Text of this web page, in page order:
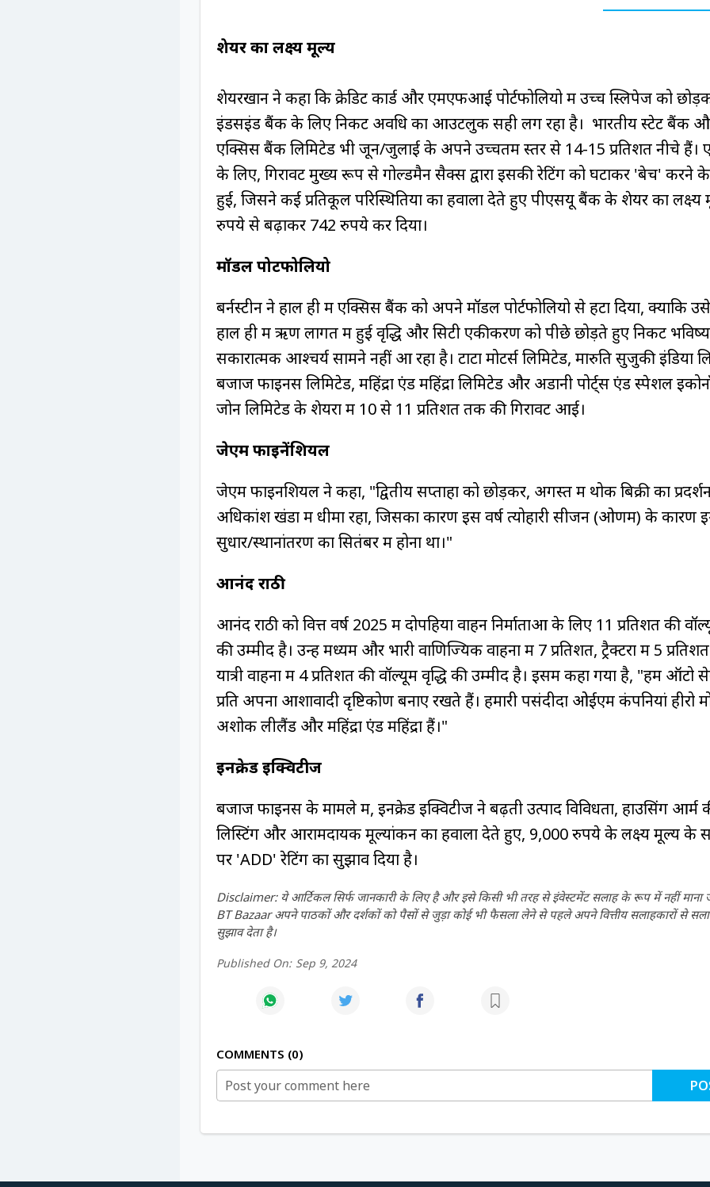
शेयर का लक्ष्य मूल्य
शेयरखान ने कहा कि क्रेडिट कार्ड और एमएफआई पोर्टफोलियो में उच्च स्लिपेज को
इंडसइंड बैंक के लिए निकट अवधि का आउटलुक सही लग रहा है। भारतीय स्टेट बैंक
एक्सिस बैंक लिमिटेड भी जून/जुलाई के अपने उच्चतम स्तर से 14-15 प्रतिशत नीचे
के लिए, गिरावट मुख्य रूप से गोल्डमैन सैक्स द्वारा इसकी रेटिंग को घटाकर 'बेचें' करने
हुई, जिसने कई प्रतिकूल परिस्थितियों का हवाला देते हुए पीएसयू बैंक के शेयर का लक्ष्य
रुपये से बढ़ाकर 742 रुपये कर दिया।
मॉडल पोर्टफोलियो
बर्नस्टीन ने हाल ही में एक्सिस बैंक को अपने मॉडल पोर्टफोलियो से हटा दिया, क्योंकि
हाल ही में ऋण लागत में हुई वृद्धि और सिटी एकीकरण को पीछे छोड़ते हुए निकट
सकारात्मक आश्चर्य सामने नहीं आ रहा है। टाटा मोटर्स लिमिटेड, मारुति सुजुकी इंडिया
बजाज फाइनेंस लिमिटेड, महिंद्रा एंड महिंद्रा लिमिटेड और अडानी पोर्ट्स एंड स्पेशल
जोन लिमिटेड के शेयरों में 10 से 11 प्रतिशत तक की गिरावट आई।
जेएम फाइनेंशियल
जेएम फाइनेंशियल ने कहा, "द्वितीय सप्ताहों को छोड़कर, अगस्त में थोक बिक्री का
अधिकांश खंडों में धीमा रहा, जिसका कारण इस वर्ष त्योहारी सीजन (ओणम) के कारण
सुधार/स्थानांतरण का सितंबर में होना था।"
आनंद राठी
आनंद राठी को वित्त वर्ष 2025 में दोपहिया वाहन निर्माताओं के लिए 11 प्रतिशत की
की उम्मीद है। उन्हें मध्यम और भारी वाणिज्यिक वाहनों में 7 प्रतिशत, ट्रैक्टरों में 5
यात्री वाहनों में 4 प्रतिशत की वॉल्यूम वृद्धि की उम्मीद है। इसमें कहा गया है, "हम ऑटो
प्रति अपना आशावादी दृष्टिकोण बनाए रखते हैं। हमारी पसंदीदा ओईएम कंपनियां हीरो
अशोक लीलैंड और महिंद्रा एंड महिंद्रा हैं।"
इनक्रेड इक्विटीज
बजाज फाइनेंस के मामले में, इनक्रेड इक्विटीज ने बढ़ती उत्पाद विविधता, हाउसिंग आर्म
लिस्टिंग और आरामदायक मूल्यांकन का हवाला देते हुए, 9,000 रुपये के लक्ष्य मूल्य के
पर 'ADD' रेटिंग का सुझाव दिया है।
Disclaimer: ये आर्टिकल सिर्फ जानकारी के लिए है और इसे किसी भी तरह से इंवेस्टमेंट सलाह के रूप में नहीं माना
BT Bazaar अपने पाठकों और दर्शकों को पैसों से जुड़ा कोई भी फैसला लेने से पहले अपने वित्तीय सलाहकारों से
सुझाव देता है।
Published On: Sep 9, 2024
COMMENTS 0